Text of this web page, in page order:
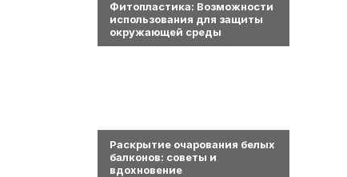
Фитопластика: Возможности
использования для защиты
окружающей среды
Раскрытие очарования белых
балконов: советы и
вдохновение